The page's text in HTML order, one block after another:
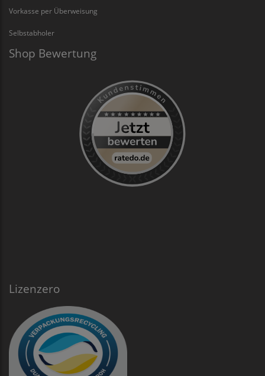
Vorkasse per Überweisung
Selbstabholer
Shop Bewertung
Lizenzero